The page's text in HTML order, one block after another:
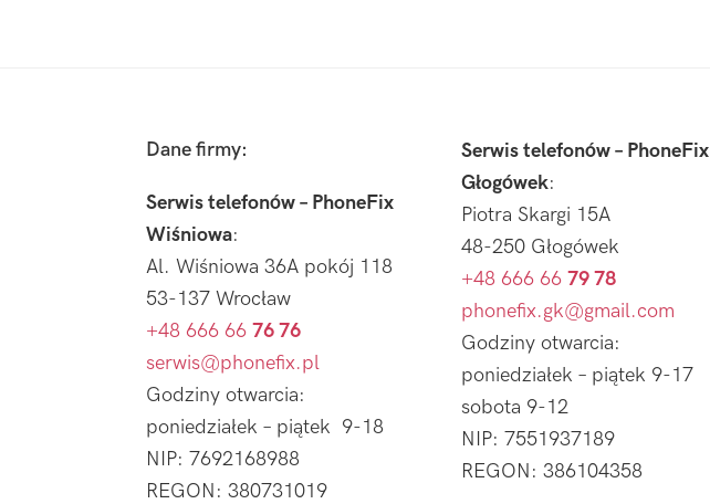
Dane firmy:
Serwis telefonów – PhoneFix
Wiśniowa:
Al. Wiśniowa 36A pokój 118
53-137 Wrocław
+48 666 66 76 76
serwis@phonefix.pl
Godziny otwarcia:
poniedziałek – piątek 9-18
NIP: 7692168988
REGON: 380731019
Serwis telefonów – PhoneFix
Głogówek:
Piotra Skargi 15A
48-250 Głogówek
+48 666 66 79 78
phonefix.gk@gmail.com
Godziny otwarcia:
poniedziałek – piątek 9-17
sobota 9-12
NIP: 7551937189
REGON: 386104358